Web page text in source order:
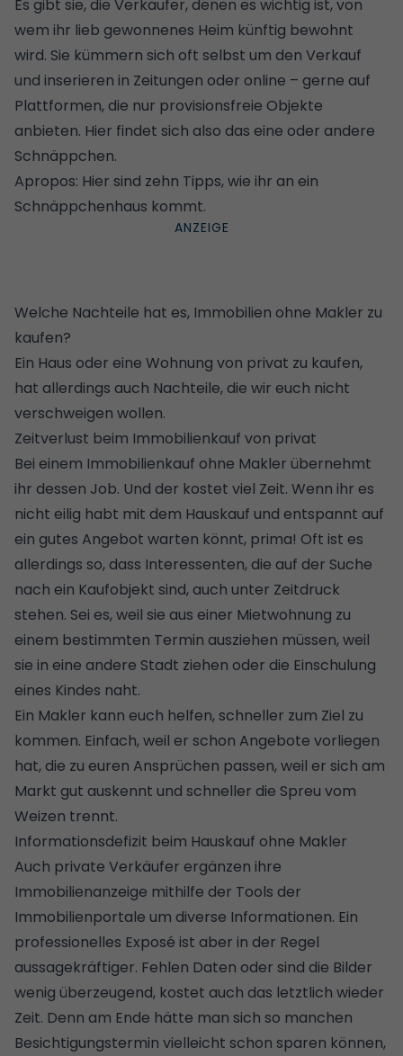
Es gibt sie, die Verkäufer, denen es wichtig ist, von
wem ihr lieb gewonnenes Heim künftig bewohnt
wird. Sie kümmern sich oft selbst um den Verkauf
und inserieren in Zeitungen oder online – gerne auf
Plattformen, die nur provisionsfreie Objekte
anbieten. Hier findet sich also das eine oder andere
Schnäppchen.
Apropos: Hier sind zehn Tipps, wie ihr an ein
Schnäppchenhaus kommt.
Welche Nachteile hat es, Immobilien ohne Makler zu
kaufen?
Ein Haus oder eine Wohnung von privat zu kaufen,
hat allerdings auch Nachteile, die wir euch nicht
verschweigen wollen.
Zeitverlust beim Immobilienkauf von privat
Bei einem Immobilienkauf ohne Makler übernehmt
ihr dessen Job. Und der kostet viel Zeit. Wenn ihr es
nicht eilig habt mit dem Hauskauf und entspannt auf
ein gutes Angebot warten könnt, prima! Oft ist es
allerdings so, dass Interessenten, die auf der Suche
nach ein Kaufobjekt sind, auch unter Zeitdruck
stehen. Sei es, weil sie aus einer Mietwohnung zu
einem bestimmten Termin ausziehen müssen, weil
sie in eine andere Stadt ziehen oder die Einschulung
eines Kindes naht.
Ein Makler kann euch helfen, schneller zum Ziel zu
kommen. Einfach, weil er schon Angebote vorliegen
hat, die zu euren Ansprüchen passen, weil er sich am
Markt gut auskennt und schneller die Spreu vom
Weizen trennt.
Informationsdefizit beim Hauskauf ohne Makler
Auch private Verkäufer ergänzen ihre
Immobilienanzeige mithilfe der Tools der
Immobilienportale um diverse Informationen. Ein
professionelles Exposé ist aber in der Regel
aussagekräftiger. Fehlen Daten oder sind die Bilder
wenig überzeugend, kostet auch das letztlich wieder
Zeit. Denn am Ende hätte man sich so manchen
Besichtigungstermin vielleicht schon sparen können,